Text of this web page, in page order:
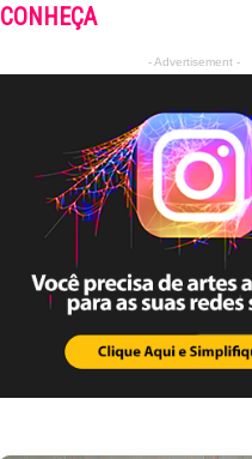
CONHEÇA
- Advertisement -